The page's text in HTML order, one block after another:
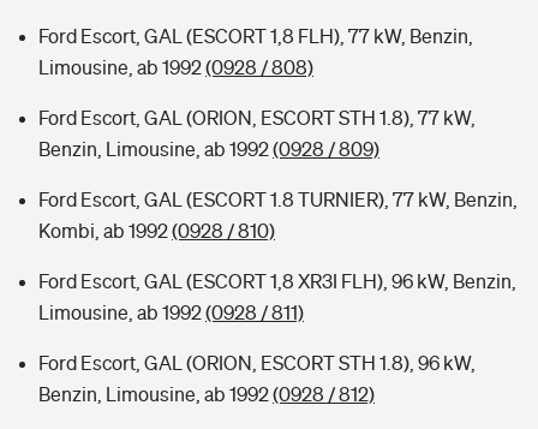
Ford Escort, GAL (ESCORT 1,8 FLH), 77 kW, Benzin,
Limousine, ab 1992(0928 / 808)
Ford Escort, GAL (ORION, ESCORT STH 1.8), 77 kW,
Benzin, Limousine, ab 1992(0928 / 809)
Ford Escort, GAL (ESCORT 1.8 TURNIER), 77 kW, Benzin,
Kombi, ab 1992(0928 / 810)
Ford Escort, GAL (ESCORT 1,8 XR3I FLH), 96 kW, Benzin,
Limousine, ab 1992(0928 / 811)
Ford Escort, GAL (ORION, ESCORT STH 1.8), 96 kW,
Benzin, Limousine, ab 1992(0928 / 812)